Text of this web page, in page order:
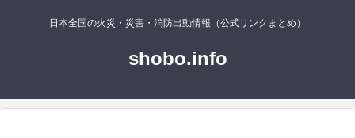
日本全国の火災・災害・消防出動情報（公式リンクまとめ）
shobo.info